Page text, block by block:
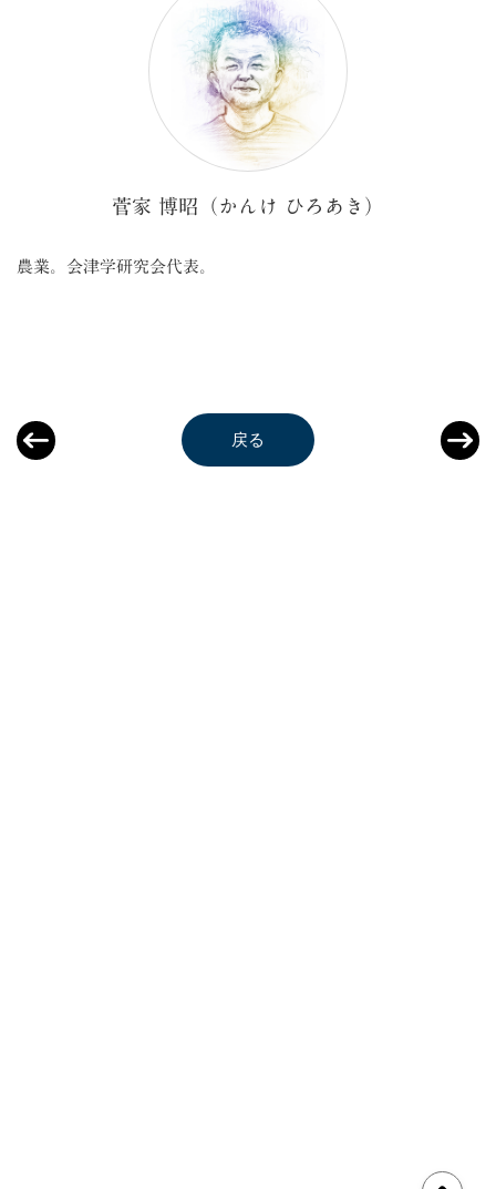
菅家 博昭（かんけ ひろあき）
農業。会津学研究会代表。
戻る